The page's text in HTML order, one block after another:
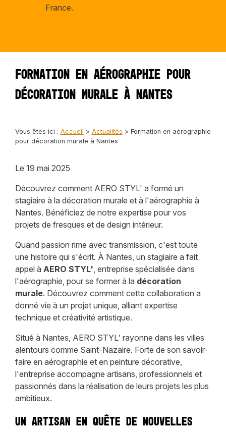
France.
Formation en aérographie pour
décoration murale à Nantes
Vous êtes ici : Accueil > Actualités > Formation en aérographie
pour décoration murale à Nantes
Le 19 mai 2025
Découvrez comment AERO STYL' a formé un
stagiaire à la décoration murale et à l'aérographie à
Nantes. Bénéficiez de notre expertise pour vos
projets de fresques et de design intérieur.
Quand passion rime avec transmission, c'est toute
une histoire qui s'écrit. À Nantes, un stagiaire a fait
appel à AERO STYL', entreprise spécialisée dans
l'aérographie, pour se former à la décoration
murale. Découvrez comment cette collaboration a
donné vie à un projet unique, alliant expertise
technique et créativité artistique.
Situé à Nantes, AERO STYL' rayonne dans les villes
alentours comme Saint-Nazaire. Forte de son savoir-
faire en aérographie et en peinture décorative,
l'entreprise accompagne artisans, professionnels et
passionnés dans la réalisation de leurs projets les plus
ambitieux.
Un artisan en quête de nouvelles